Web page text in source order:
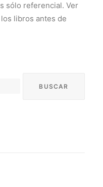
sólo referencial. Ver
libros antes de